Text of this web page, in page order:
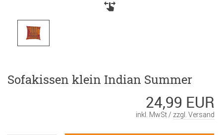
Sofakissen klein Indian Summer
24,99 EUR
inkl. MwSt / zzgl. Versand